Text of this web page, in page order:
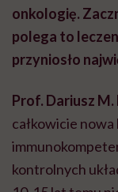
onkologię.
polega to
przyniosło
Prof. Dariusz
całkowicie
kontrolnych